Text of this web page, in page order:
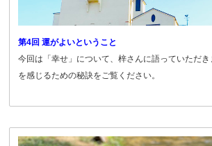
第4回 運がよいということ
今回は「幸せ」について、梓さんに語っていただ
を感じるための秘訣をご覧ください。